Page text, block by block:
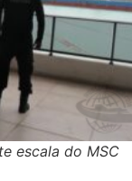
escala do MSC